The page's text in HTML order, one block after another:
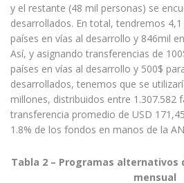
y el restante (48 mil personas) se
desarrollados. En total, tendremos
países en vías al desarrollo y 846mil
Así, y asignando transferencias de
países en vías al desarrollo y 500$
desarrollados, tenemos que se
millones, distribuidos entre 1.307.582
transferencia promedio de USD
1.8% de los fondos en manos de la
Tabla 2 – Programas
mensual